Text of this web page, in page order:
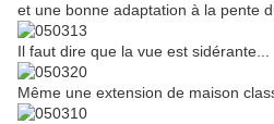
et une bonne adaptation à la pente
Il faut dire que la vue est sidérante...
Même une extension de maison